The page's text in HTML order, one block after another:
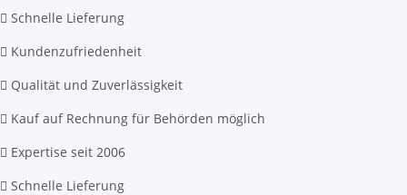
Schnelle Lieferung
Kundenzufriedenheit
Qualität und Zuverlässigkeit
Kauf auf Rechnung für Behörden möglich
Expertise seit 2006
Schnelle Lieferung